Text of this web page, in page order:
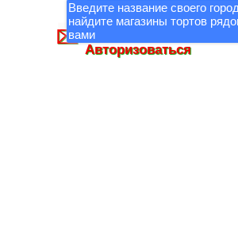
Введите название своего
найдите магазины тортов
вамиСтать магазином
Авторизоваться